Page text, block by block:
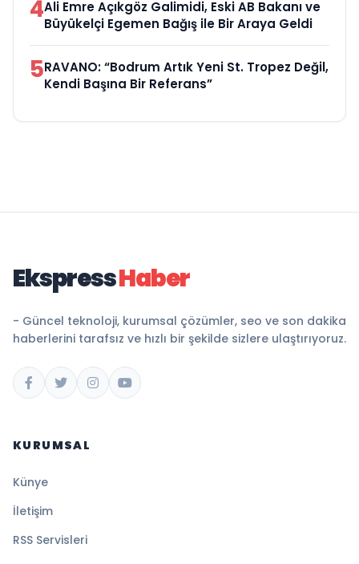
4Ali Emre Açıkgöz Galimidi, Eski AB Bakanı ve
Büyükelçi Egemen Bağış ile Bir Araya Geldi
5RAVANO: “Bodrum Artık Yeni St. Tropez Değil,
Kendi Başına Bir Referans”
EkspressHaber
- Güncel teknoloji, kurumsal çözümler, seo ve son dakika
haberlerini tarafsız ve hızlı bir şekilde sizlere ulaştırıyoruz.
KURUMSAL
Künye
İletişim
RSS Servisleri